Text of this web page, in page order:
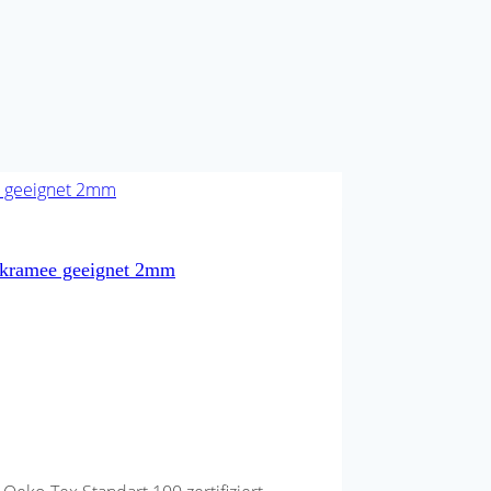
geeignet 2mm